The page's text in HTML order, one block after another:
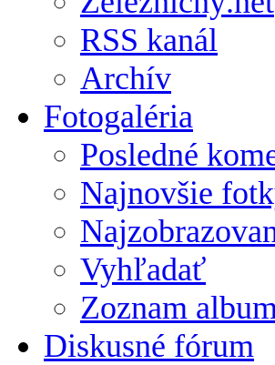
RSS kanál
Archív
Fotogaléria
Posledné
Najnovšie
Vyhľadať
Zoznam
Diskusné fórum